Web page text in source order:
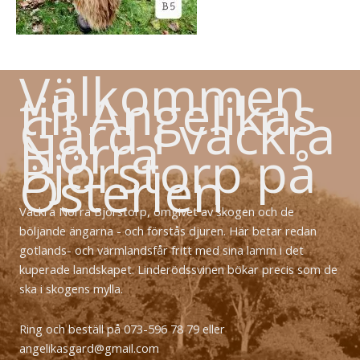
Välkommen
till Angelikas
Gård i vackra
Norra
Björstorp på
Österlen
Vackra Norra Björstorp, omgivet av skogen och de
böljande ängarna - och förstås djuren. Här betar redan
gotlands- och värmlandsfår fritt med sina lamm i det
kuperade landskapet. Linderödssvinen bökar precis som de
ska i skogens mylla.
Ring och beställ på 073-596 78 79 eller
angelikasgard@gmail.com